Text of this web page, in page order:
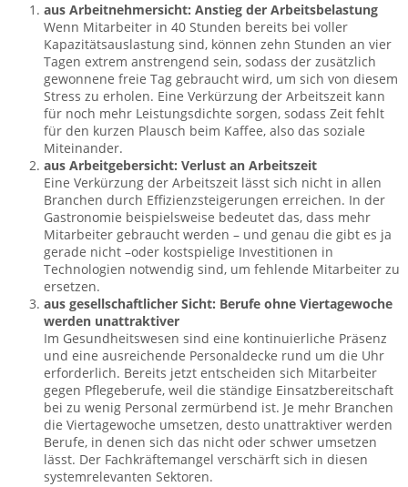
aus Arbeitnehmersicht: Anstieg der Arbeitsbelastung
Wenn Mitarbeiter in 40 Stunden bereits bei voller
Kapazitätsauslastung sind, können zehn Stunden an vier
Tagen extrem anstrengend sein, sodass der zusätzlich
gewonnene freie Tag gebraucht wird, um sich von diesem
Stress zu erholen. Eine Verkürzung der Arbeitszeit kann
für noch mehr Leistungsdichte sorgen, sodass Zeit fehlt
für den kurzen Plausch beim Kaffee, also das soziale
Miteinander.
aus Arbeitgebersicht: Verlust an Arbeitszeit
Eine Verkürzung der Arbeitszeit lässt sich nicht in allen
Branchen durch Effizienzsteigerungen erreichen. In der
Gastronomie beispielsweise bedeutet das, dass mehr
Mitarbeiter gebraucht werden – und genau die gibt es ja
gerade nicht –oder kostspielige Investitionen in
Technologien notwendig sind, um fehlende Mitarbeiter zu
ersetzen.
aus gesellschaftlicher Sicht: Berufe ohne Viertagewoche
werden unattraktiver
Im Gesundheitswesen sind eine kontinuierliche Präsenz
und eine ausreichende Personaldecke rund um die Uhr
erforderlich. Bereits jetzt entscheiden sich Mitarbeiter
gegen Pflegeberufe, weil die ständige Einsatzbereitschaft
bei zu wenig Personal zermürbend ist. Je mehr Branchen
die Viertagewoche umsetzen, desto unattraktiver werden
Berufe, in denen sich das nicht oder schwer umsetzen
lässt. Der Fachkräftemangel verschärft sich in diesen
systemrelevanten Sektoren.